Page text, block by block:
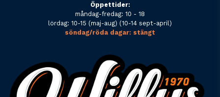
Öppettider:
måndag-fredag: 10 - 18
lördag: 10-15 (maj-aug) (10-14 sept-april)
söndag/röda dagar: stängt